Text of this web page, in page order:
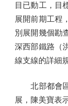
目已動工，目
展開前期工程
別展開幾個勘
深西部鐵路（
線支線的詳細
北部都會區
展，陳美寶表